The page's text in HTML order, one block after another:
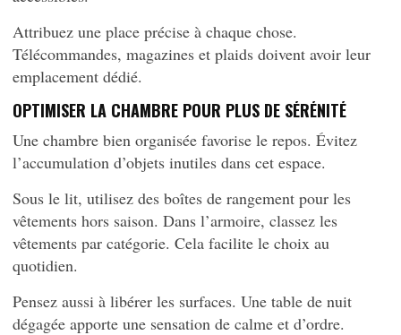
Attribuez une place précise à chaque chose.
Télécommandes, magazines et plaids doivent avoir leur
emplacement dédié.
OPTIMISER LA CHAMBRE POUR PLUS DE SÉRÉNITÉ
Une chambre bien organisée favorise le repos. Évitez
l’accumulation d’objets inutiles dans cet espace.
Sous le lit, utilisez des boîtes de rangement pour les
vêtements hors saison. Dans l’armoire, classez les
vêtements par catégorie. Cela facilite le choix au
quotidien.
Pensez aussi à libérer les surfaces. Une table de nuit
dégagée apporte une sensation de calme et d’ordre.